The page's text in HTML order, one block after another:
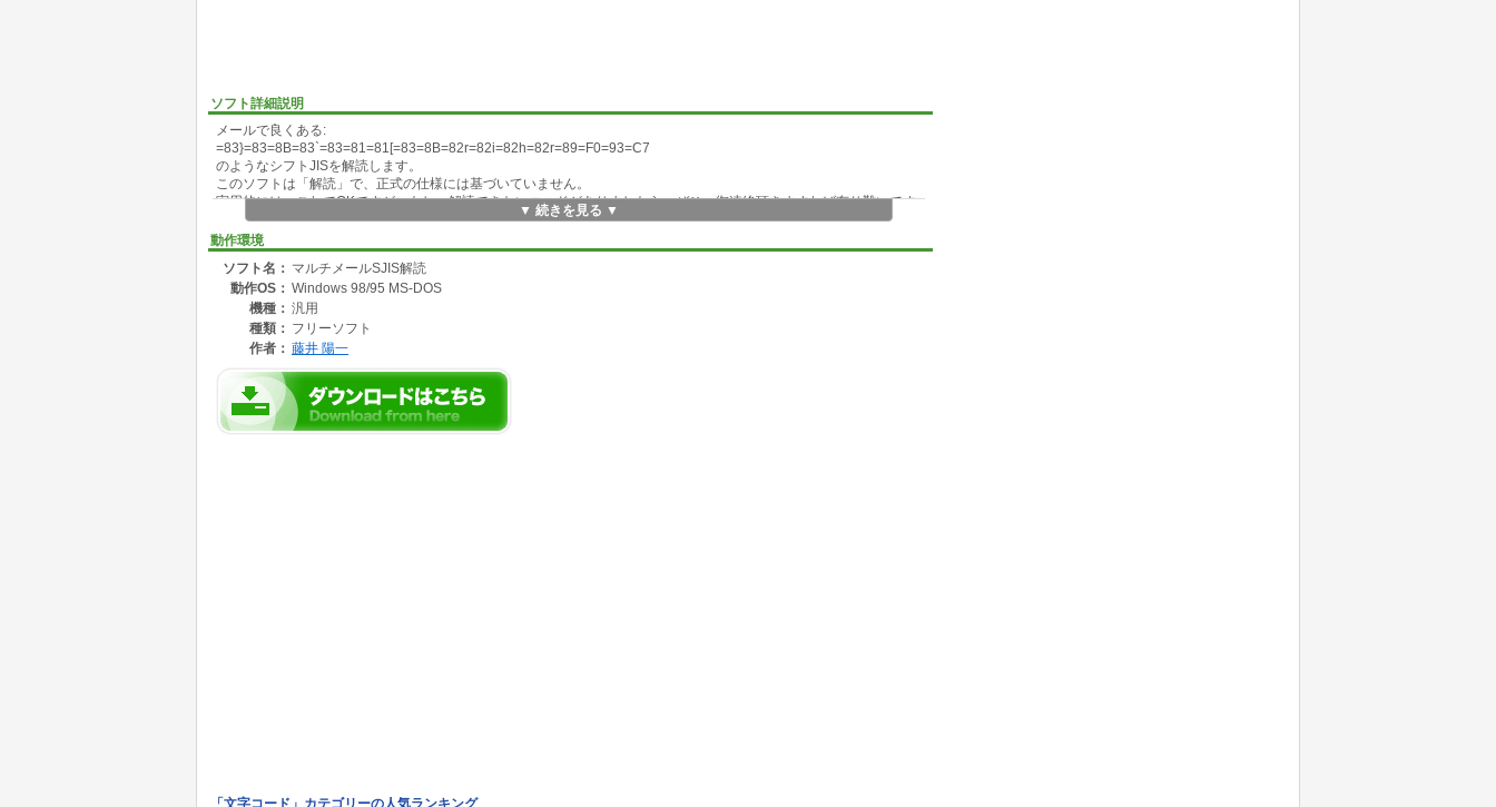
ソフト詳細説明
メールで良くある:
=83}=83=8B=83`=83=81=81[=83=8B=82r=82i=82h=82r=89=F0=93=C7
のようなシフトJISを解読します。
このソフトは「解読」で、正式の仕様には基づいていません。
実用的には、これでOKですが、もし、解読できないコードがありましたら、ぜひ、御連絡頂きますれば有り難いです。
マルチ入力対応です。ワイルド、省略ワイルドに対応しています。
msdos汎用です。MASMのソースも付けています。
▼ 続きを見る ▼
動作環境
ソフト名： マルチメールSJIS解読
動作OS： Windows 98/95 MS-DOS
機種： 汎用
種類： フリーソフト
作者： 藤井 陽一
「文字コード」カテゴリーの人気ランキング